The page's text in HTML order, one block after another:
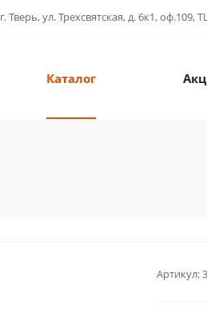
г. Тверь, ул. Трехсвятская, д. 6к1, оф.109,
Каталог
Артикул: